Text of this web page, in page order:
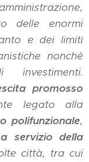
delle enormi
e dei limiti
nonché
investimenti.
promosso
legato alla
polifunzionale,
a servizio della
città, tra cui